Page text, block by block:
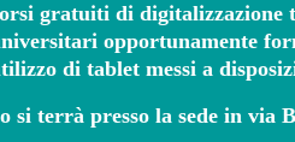
gratuiti di digitalizzazione
opportunamente
di tablet messi a
si terrà presso la sede in via